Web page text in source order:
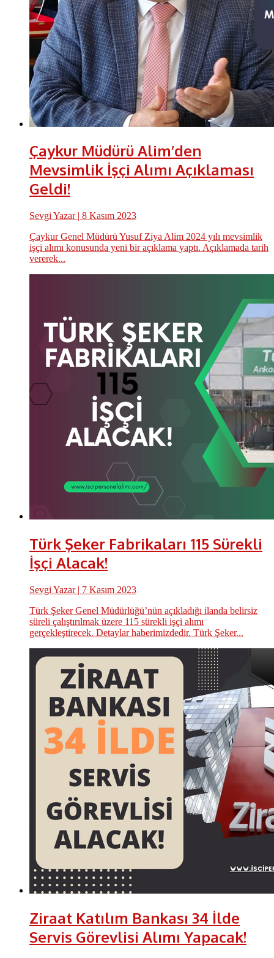
Çaykur Müdürü Alim’den
Mevsimlik İşçi Alımı Açıklaması
Geldi!
Sevgi Yazar| 8 Kasım 2023
Çaykur Genel Müdürü Yusuf Ziya Alim 2024 yılı mevsimlik
işçi alımı konusunda yeni bir açıklama yaptı. Açıklamada tarih
vererek...
Türk Şeker Fabrikaları 115 Sürekli
İşçi Alacak!
Sevgi Yazar| 7 Kasım 2023
Türk Şeker Genel Müdürlüğü’nün açıkladığı ilanda belirsiz
süreli çalıştırılmak üzere 115 sürekli işçi alımı
gerçekleştirecek. Detaylar haberimizdedir. Türk Şeker...
Ziraat Katılım Bankası 34 İlde
Servis Görevlisi Alımı Yapacak!